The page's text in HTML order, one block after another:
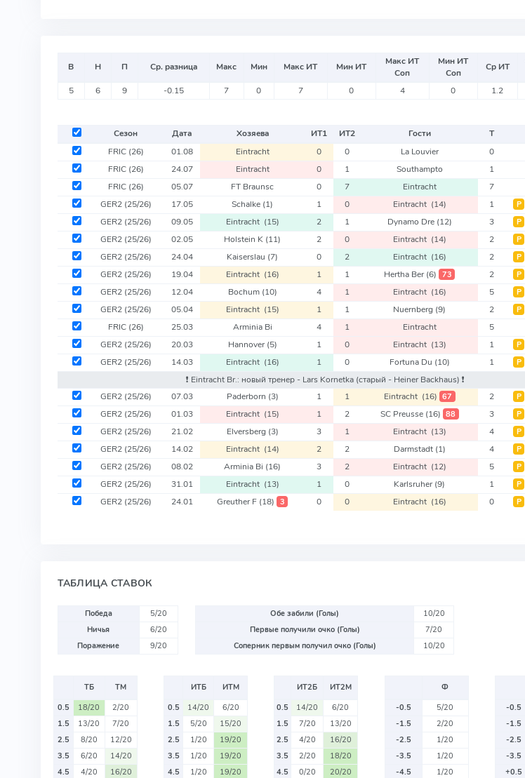
В Н П Ср. разница Макс Мин Макс ИТ Мин ИТ
Макс ИТ
Соп
Мин ИТ
Соп
Ср ИТ
5 6 9 -0.15 7 0 7 0 4 0 1.2
Сезон Дата Хозяева ИТ1 ИТ2 Гости Т
FRIC (26) 01.08 Eintracht 0 0 La Louvier 0
FRIC (26) 24.07 Eintracht 0 1 Southampto 1
FRIC (26) 05.07 FT Braunsc 0 7 Eintracht 7
GER2 (25/26) 17.05 Schalke (1) 1 0 Eintracht (14) 1 Р
GER2 (25/26) 09.05 Eintracht (15) 2 1 Dynamo Dre (12) 3 Р
GER2 (25/26) 02.05 Holstein K (11) 2 0 Eintracht (14) 2 Р
GER2 (25/26) 24.04 Kaiserslau (7) 0 2 Eintracht (16) 2 Р
GER2 (25/26) 19.04 Eintracht (16) 1 1 Hertha Ber(6) 73 2 Р
GER2 (25/26) 12.04 Bochum (10) 4 1 Eintracht (16) 5 Р
GER2 (25/26) 05.04 Eintracht (15) 1 1 Nuernberg (9) 2 Р
FRIC (26) 25.03 Arminia Bi 4 1 Eintracht 5
GER2 (25/26) 20.03 Hannover(5) 1 0 Eintracht (13) 1 Р
GER2 (25/26) 14.03 Eintracht (16) 1 0 Fortuna Du (10) 1 Р
❗️ Eintracht Br.: новый тренер - Lars Kornetka (старый - Heiner Backhaus) ❗️
GER2 (25/26) 07.03 Paderborn (3) 1 1 Eintracht (16) 67 2 Р
GER2 (25/26) 01.03 Eintracht (15) 1 2 SC Preusse (16) 88 3 Р
GER2 (25/26) 21.02 Elversberg (3) 3 1 Eintracht (13) 4 Р
GER2 (25/26) 14.02 Eintracht (14) 2 2 Darmstadt (1) 4 Р
GER2 (25/26) 08.02 Arminia Bi (16) 3 2 Eintracht (12) 5 Р
GER2 (25/26) 31.01 Eintracht (13) 1 0 Karlsruher(9) 1 Р
GER2 (25/26) 24.01 Greuther F (18) 3 0 0 Eintracht (16) 0 Р
ТАБЛИЦА СТАВОК
Победа
5/20
Ничья
6/20
Поражение
9/20
Обе забили (Голы)
10/20
Первые получили очко (Голы)
7/20
Соперник первым получил очко (Голы)
10/20
ТБ
ТМ
0.5
18/20
2/20
1.5
13/20
7/20
2.5
8/20
12/20
3.5
6/20
14/20
4.5
4/20
16/20
ИТБ
ИТМ
0.5
14/20
6/20
1.5
5/20
15/20
2.5
1/20
19/20
3.5
1/20
19/20
4.5
1/20
19/20
ИТ2Б
ИТ2М
0.5
14/20
6/20
1.5
7/20
13/20
2.5
4/20
16/20
3.5
2/20
18/20
4.5
0/20 20/20
Ф
-0.5
5/20
-1.5
2/20
-2.5
1/20
-3.5
1/20
-4.5
1/20
-0.5
-1.5
-2.5
-3.5
+0.5